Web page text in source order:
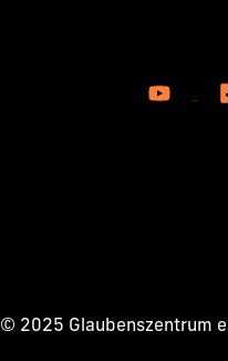
© 2025 Glaubenszentrum